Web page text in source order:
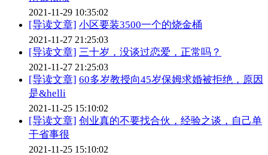
2021-11-29 10:35:02
[导读文章] 小区要装3500一个的烧金桶
2021-11-27 21:25:03
[导读文章] 三十岁，没谈过恋爱，正常吗？
2021-11-27 21:25:03
[导读文章] 60多岁教授向45岁保姆求婚被拒绝，原因
是&helli
2021-11-25 15:10:02
[导读文章] 创业真的不要找合伙，经验之谈，自己单
干省事很
2021-11-25 15:10:02